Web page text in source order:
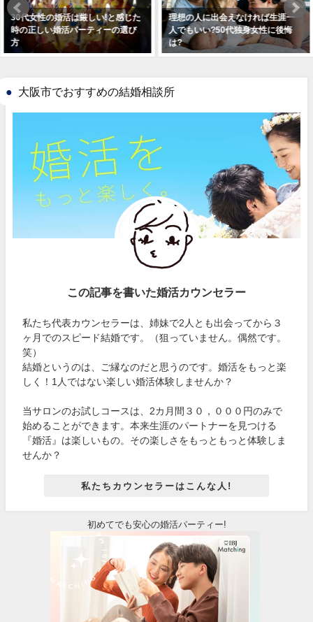
理想の人に出会えなければ生涯一
人でもいい?50代独身女性に後悔
は?
結婚はいつでもできる?必要なのは
結婚したいという本気の覚悟!
大阪市でおすすめの結婚相談所
この記事を書いた婚活カウンセラー
私たち代表カウンセラーは、姉妹で2人とも出会ってから３
ヶ月でのスピード結婚です。（狙っていません。偶然です。
笑）
結婚というのは、ご縁なのだと思うのです。婚活をもっと楽
しく！1人ではない楽しい婚活体験しませんか？
当サロンのお試しコースは、2カ月間３０，０００円のみで
始めることができます。本来生涯のパートナーを見つける
『婚活』は楽しいもの。その楽しさをもっともっと体験しま
せんか？
私たちカウンセラーはこんな人!
初めてでも安心の婚活パーティー!